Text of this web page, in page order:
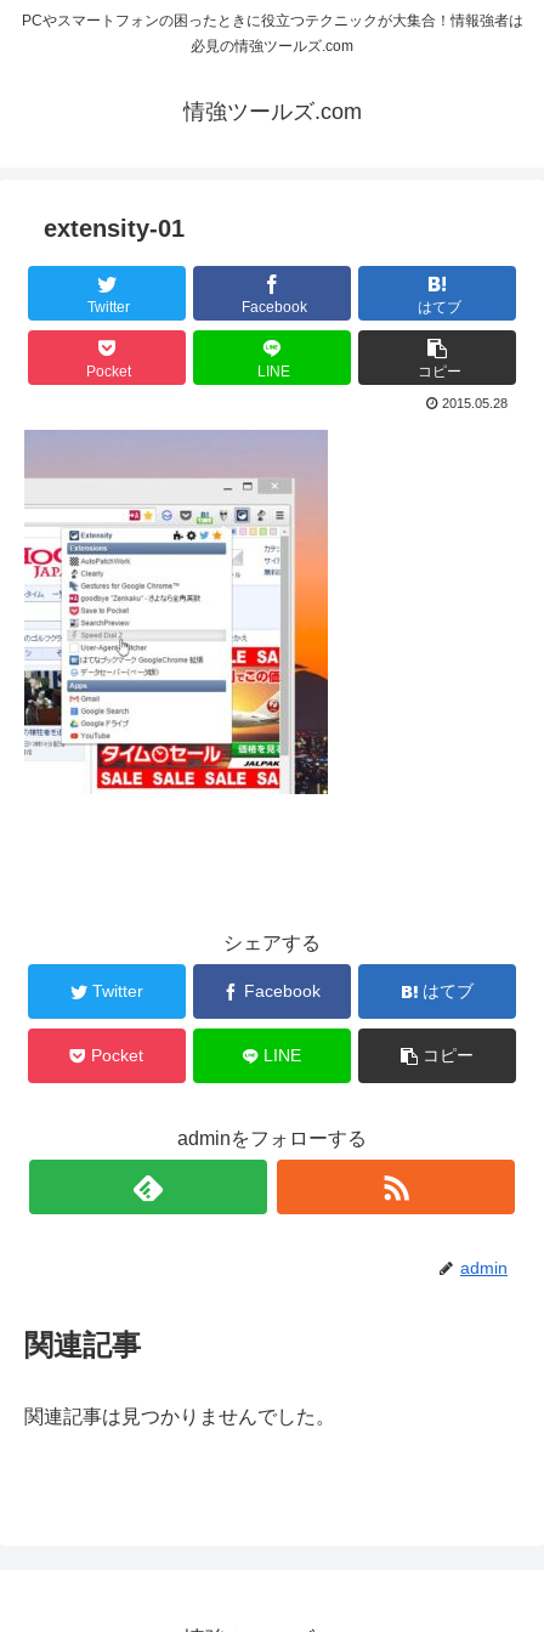
PCやスマートフォンの困ったときに役立つテクニックが大集合！情報強者は
必見の情強ツールズ.com
情強ツールズ.com
extensity-01
Twitter Facebook はてブ
Pocket LINE コピー
2015.05.28
シェアする
Twitter Facebook はてブ
Pocket LINE コピー
adminをフォローする
admin
関連記事
関連記事は見つかりませんでした。